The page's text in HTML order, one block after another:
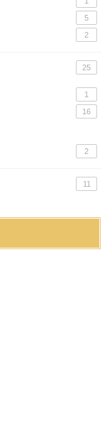
5
2
25
1
16
2
11